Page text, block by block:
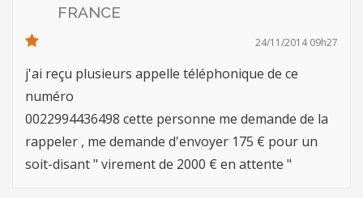
FRANCE
24/11/2014 09h27
j'ai reçu plusieurs appelle téléphonique de ce
numéro
0022994436498 cette personne me demande de la
rappeler , me demande d'envoyer 175 € pour un
soit-disant " virement de 2000 € en attente "